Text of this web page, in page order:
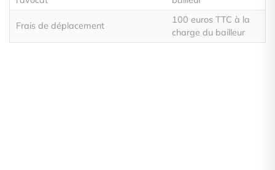
Frais de déplacement
100 euros TTC à la
charge du bailleur